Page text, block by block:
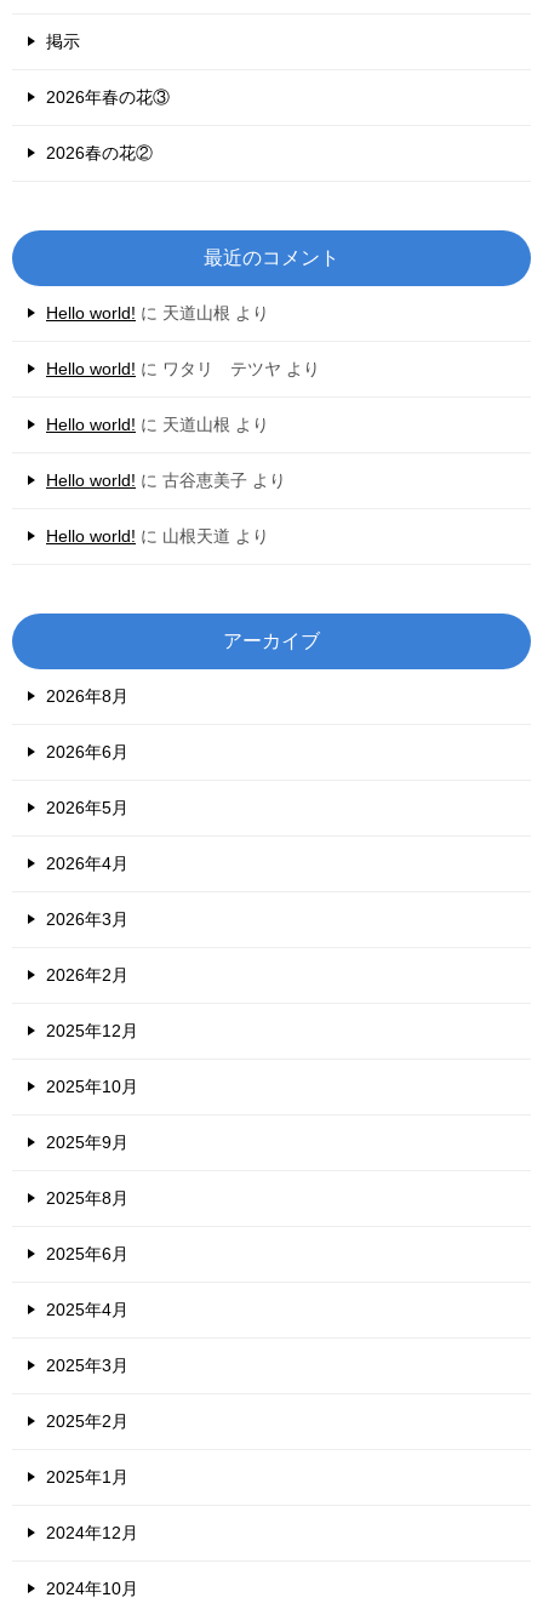
掲示
2026年春の花③
2026春の花②
最近のコメント
Hello world! に 天道山根 より
Hello world! に ワタリ テツヤ より
Hello world! に 天道山根 より
Hello world! に 古谷恵美子 より
Hello world! に 山根天道 より
アーカイブ
2026年8月
2026年6月
2026年5月
2026年4月
2026年3月
2026年2月
2025年12月
2025年10月
2025年9月
2025年8月
2025年6月
2025年4月
2025年3月
2025年2月
2025年1月
2024年12月
2024年10月